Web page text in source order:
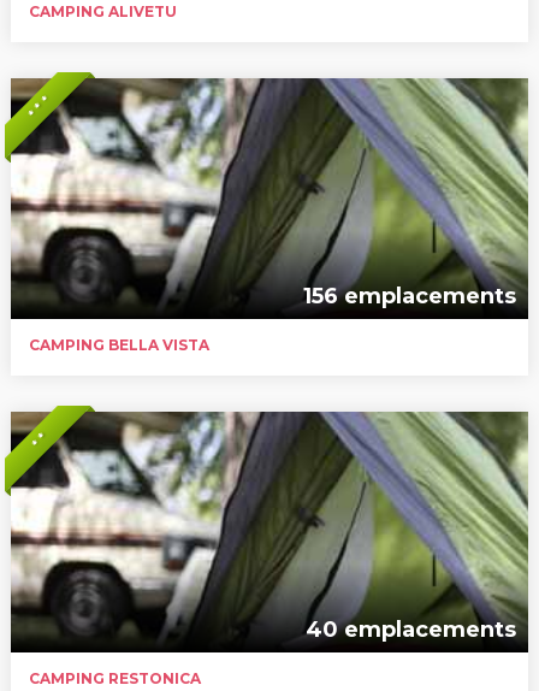
CAMPING ALIVETU
* * *
156 emplacements
CAMPING BELLA VISTA
* *
40 emplacements
CAMPING RESTONICA